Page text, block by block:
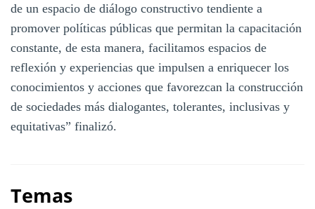
de un espacio de diálogo constructivo tendiente a
promover políticas públicas que permitan la capacitación
constante, de esta manera, facilitamos espacios de
reflexión y experiencias que impulsen a enriquecer los
conocimientos y acciones que favorezcan la construcción
de sociedades más dialogantes, tolerantes, inclusivas y
equitativas” finalizó.
Temas